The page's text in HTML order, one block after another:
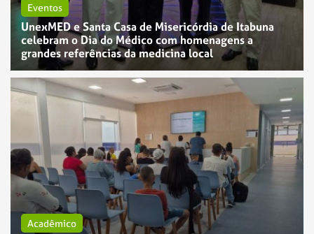
Eventos
UnexMED e Santa Casa de Misericórdia de Itabuna
celebram o Dia do Médico com homenagens a
grandes referências da medicina local
Acadêmico